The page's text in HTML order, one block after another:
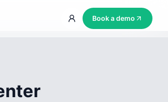
Book a demo